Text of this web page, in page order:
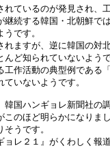
ているのが発見され、
継続する韓国・北朝鮮で
です。
ますが、逆に韓国の対
んど知られていないよう
作活動の典型例である
いないようです。
国ハンギョレ新聞社の
このほど明らかになりま
うです。
レ２１』がくわしく報